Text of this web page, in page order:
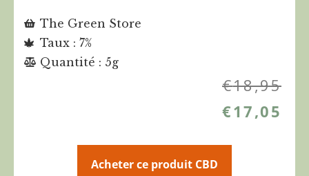
The Green Store
Taux : 7%
Quantité : 5g
€18,95
€17,05
Acheter ce produit CBD